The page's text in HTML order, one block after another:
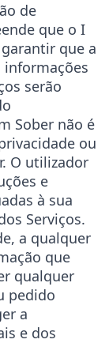
de
que o I
que a
informações
serão
Sober não é
ou
O utilizador
e
à sua
Serviços.
a qualquer
que
qualquer
pedido
a
e dos